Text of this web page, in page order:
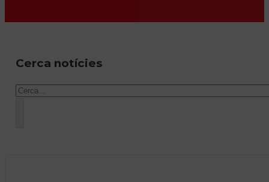
Cerca notícies
Cercar